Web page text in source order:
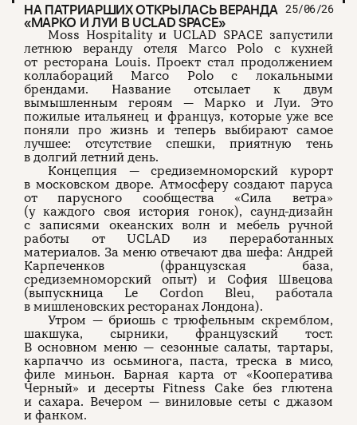
НА ПАТРИАРШИХ ОТКРЫЛАСЬ ВЕРАНДА
«МАРКО И ЛУИ В UCLAD SPACE»
25/06/26
Moss Hospitality и UCLAD SPACE запустили
летнюю веранду отеля Marco Polo с кухней
от ресторана Louis. Проект стал продолжением
коллабораций Marco Polo с локальными
брендами. Название отсылает к двум
вымышленным героям — Марко и Луи. Это
пожилые итальянец и француз, которые уже все
поняли про жизнь и теперь выбирают самое
лучшее: отсутствие спешки, приятную тень
в долгий летний день.
Концепция — средиземноморский курорт
в московском дворе. Атмосферу создают паруса
от парусного сообщества «Сила ветра»
(у каждого своя история гонок), саунд-дизайн
с записями океанских волн и мебель ручной
работы от UCLAD из переработанных
материалов. За меню отвечают два шефа: Андрей
Карпеченков (французская база,
средиземноморский опыт) и София Швецова
(выпускница Le Cordon Bleu, работала
в мишленовских ресторанах Лондона).
Утром — бриошь с трюфельным скремблом,
шакшука, сырники, французский тост.
В основном меню — сезонные салаты, тартары,
карпаччо из осьминога, паста, треска в мисо,
филе миньон. Барная карта от «Кооператива
Черный» и десерты Fitness Cake без глютена
и сахара. Вечером — виниловые сеты с джазом
и фанком.